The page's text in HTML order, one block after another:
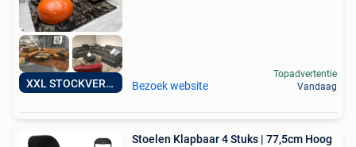
XXL STOCKVERKOOP Bezoek website
Topadvertentie
Vandaag
Stoelen Klapbaar 4 Stuks | 77,5cm Hoog